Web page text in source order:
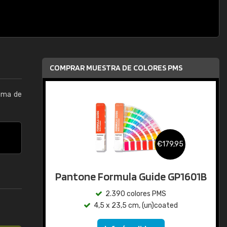
de
COMPRAR MUESTRA DE COLORES PMS
€179,95
Pantone Formula Guide GP1601B
2.390 colores PMS
4,5 x 23,5 cm, (un)coated